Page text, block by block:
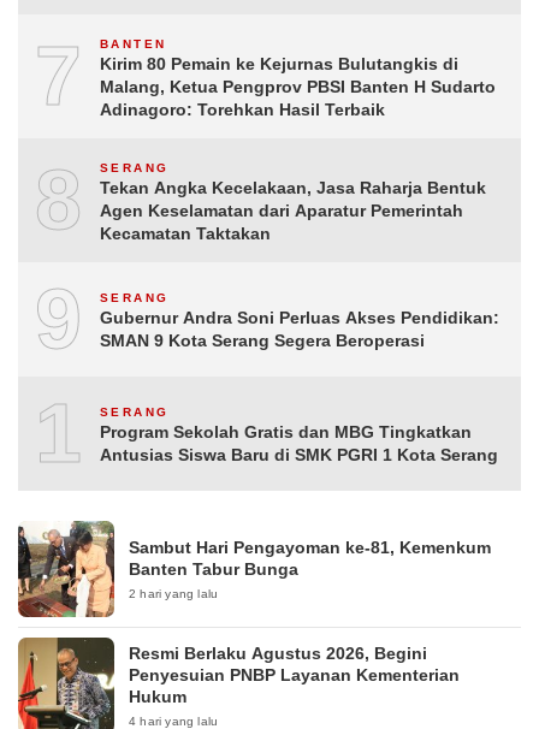
7 BANTEN
Kirim 80 Pemain ke Kejurnas Bulutangkis di
Malang, Ketua Pengprov PBSI Banten H Sudarto
Adinagoro: Torehkan Hasil Terbaik
8 SERANG
Tekan Angka Kecelakaan, Jasa Raharja Bentuk
Agen Keselamatan dari Aparatur Pemerintah
Kecamatan Taktakan
9 SERANG
Gubernur Andra Soni Perluas Akses Pendidikan:
SMAN 9 Kota Serang Segera Beroperasi
10SERANG
Program Sekolah Gratis dan MBG Tingkatkan
Antusias Siswa Baru di SMK PGRI 1 Kota Serang
Sambut Hari Pengayoman ke-81, Kemenkum
Banten Tabur Bunga
2 hari yang lalu
Resmi Berlaku Agustus 2026, Begini
Penyesuian PNBP Layanan Kementerian
Hukum
4 hari yang lalu